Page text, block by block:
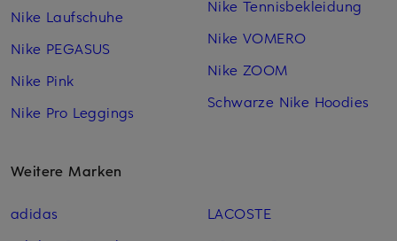
Nike Laufschuhe
Nike PEGASUS
Nike Pink
Nike Pro Leggings
Nike Tennisbekleidung
Nike VOMERO
Nike ZOOM
Schwarze Nike Hoodies
Weitere Marken
adidas
LACOSTE